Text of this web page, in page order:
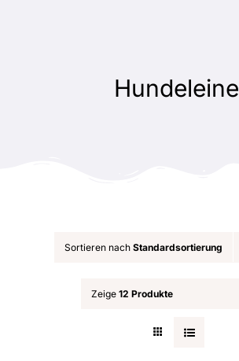
Hundeleine
Sortieren nach Standardsortierung
Zeige 12 Produkte